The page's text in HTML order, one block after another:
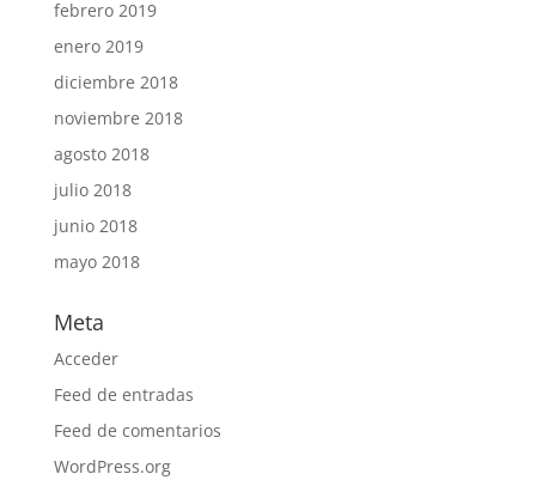
febrero 2019
enero 2019
diciembre 2018
noviembre 2018
agosto 2018
julio 2018
junio 2018
mayo 2018
Meta
Acceder
Feed de entradas
Feed de comentarios
WordPress.org